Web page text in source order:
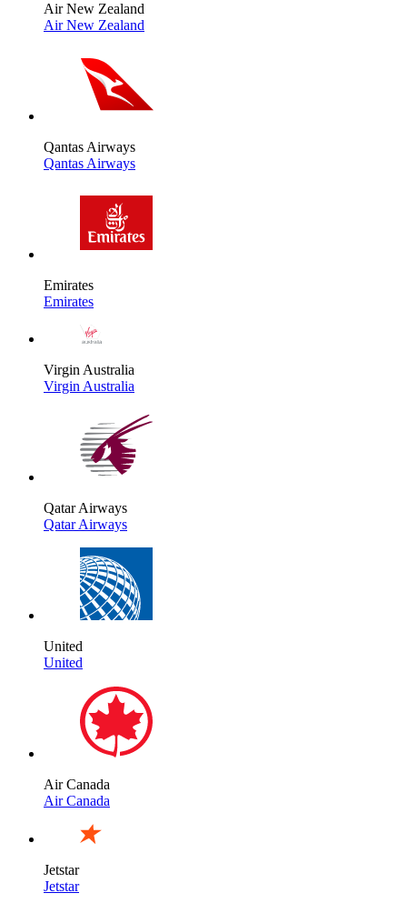
Air New Zealand
Air New Zealand
Qantas Airways
Qantas Airways
Emirates
Emirates
Virgin Australia
Virgin Australia
Qatar Airways
Qatar Airways
United
United
Air Canada
Air Canada
Jetstar
Jetstar